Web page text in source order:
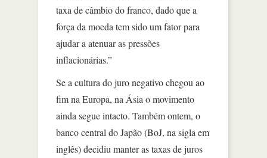
taxa de câmbio do franco, dado que a
força da moeda tem sido um fator para
ajudar a atenuar as pressões
inflacionárias.”
Se a cultura do juro negativo chegou ao
fim na Europa, na Ásia o movimento
ainda segue intacto. Também ontem, o
banco central do Japão (BoJ, na sigla em
inglês) decidiu manter as taxas de juros